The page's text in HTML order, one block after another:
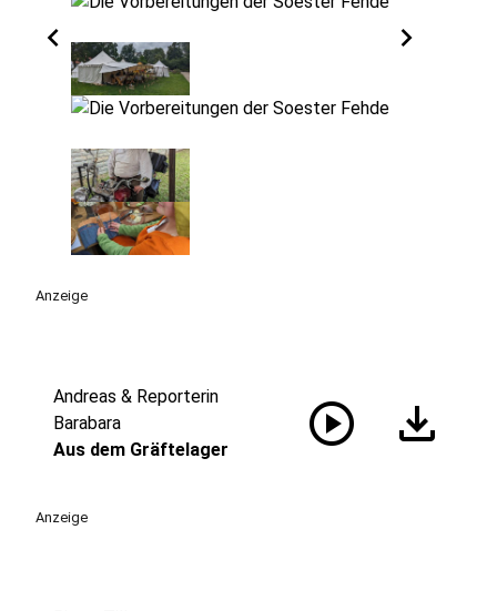
chevron_left chevron_right
Anzeige
Andreas & Reporterin
Barabara
Aus dem Gräftelager
play_circle download
Anzeige